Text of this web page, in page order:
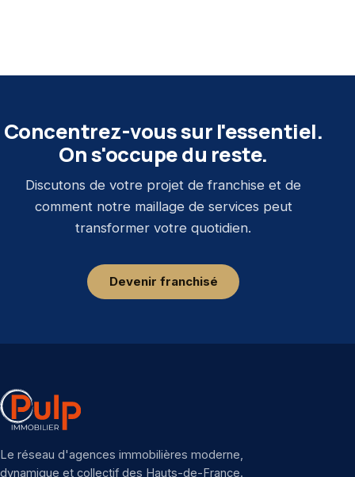
Concentrez-vous sur l'essentiel.
On s'occupe du reste.
Discutons de votre projet de franchise et de
comment notre maillage de services peut
transformer votre quotidien.
Devenir franchisé
Le réseau d'agences immobilières moderne,
dynamique et collectif des Hauts-de-France.